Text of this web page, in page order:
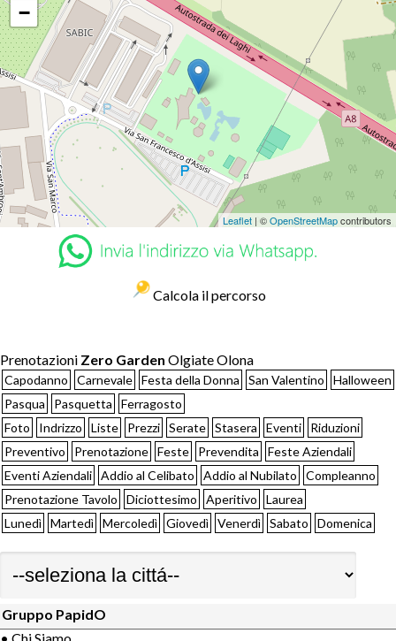
−
Leaflet | ©OpenStreetMapcontributors
Calcola il percorso
Prenotazioni Zero Garden Olgiate Olona
Capodanno Carnevale Festa della Donna San Valentino
Halloween
Pasqua
Pasquetta
Ferragosto
Foto
Indrizzo Liste Prezzi Serate Stasera Eventi
Riduzioni
Preventivo
Prenotazione Feste Prevendita
Feste Aziendali
Eventi Aziendali Addio al Celibato Addio al Nubilato
Compleanno
Prenotazione Tavolo
Diciottesimo Aperitivo
Laurea
Lunedì Martedì Mercoledì Giovedì Venerdì Sabato Domenica
Gruppo PapidO